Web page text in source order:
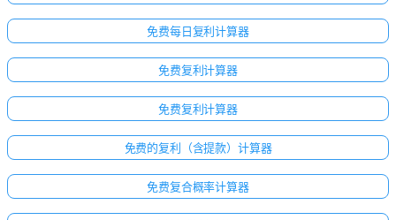
免费每日复利计算器
免费复利计算器
免费复利计算器
免费的复利（含提款）计算器
免费复合概率计算器